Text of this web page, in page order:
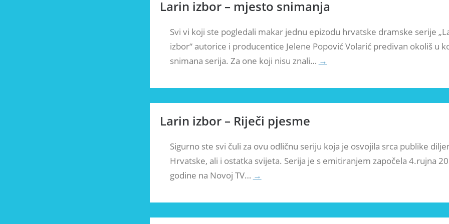
Larin izbor – mjesto snimanja
Svi vi koji ste pogledali makar jednu epizodu hrvatske dramske serije
izbor“ autorice i producentice Jelene Popović Volarić predivan okoliš u
snimana serija. Za one koji nisu znali… →
Larin izbor – Riječi pjesme
Sigurno ste svi čuli za ovu odličnu seriju koja je osvojila srca publike
Hrvatske, ali i ostatka svijeta. Serija je s emitiranjem započela 4.rujna
godine na Novoj TV… →